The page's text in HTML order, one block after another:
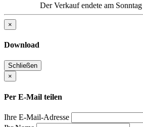
Der Verkauf endete am
×
Download
Schließen
×
Per E-Mail teilen
Ihre E-Mail-Adresse